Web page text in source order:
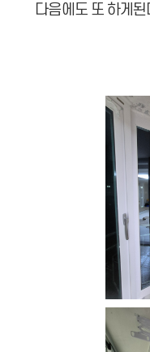
다음에도 또 하게